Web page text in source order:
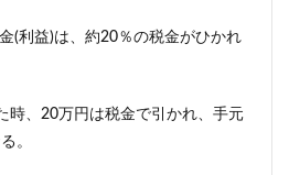
(利益)は、約20％の税金がひかれ
時、20万円は税金で引かれ、手元
。